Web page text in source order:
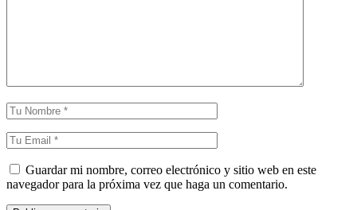
Guardar mi nombre, correo electrónico y sitio web en este
navegador para la próxima vez que haga un comentario.